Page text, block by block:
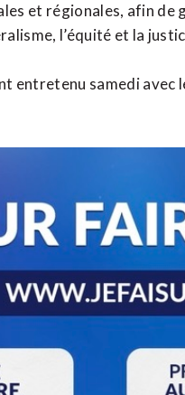
et régionales, afin de
l’équité et la
entretenu samedi